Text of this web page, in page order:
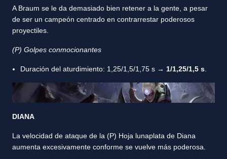
A Braum se le da demasiado bien retener a la gente, a pesar
de ser un campeón centrado en contrarrestar poderosos
proyectiles.
(P) Golpes conmocionantes
Duración del aturdimiento: 1,25/1,5/1,75 s → 1/1,25/1,5 s
DIANA
La velocidad de ataque de la (P) Hoja lunaplata de Diana
aumenta excesivamente conforme se vuelve más poderosa.